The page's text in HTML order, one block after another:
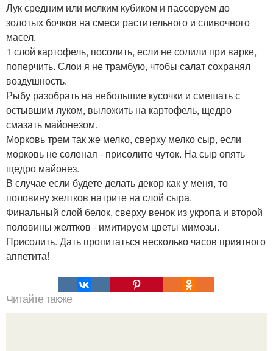
Лук средним или мелким кубиком и пассеруем до
золотых бочков на смеси растительного и сливочного
масел.
1 слой картофель, посолить, если не солили при варке,
поперчить. Слои я не трамбую, чтобы салат сохранял
воздушность.
Рыбу разобрать на небольшие кусочки и смешать с
остывшим луком, выложить на картофель, щедро
смазать майонезом.
Морковь трем так же мелко, сверху мелко сыр, если
морковь не соленая - присолите чуток. На сыр опять
щедро майонез.
В случае если будете делать декор как у меня, то
половину желтков натрите на слой сыра.
Финальный слой белок, сверху венок из укропа и второй
половины желтков - имитируем цветы мимозы.
Присолить. Дать пропитаться несколько часов приятного
аппетита!
Читайте также